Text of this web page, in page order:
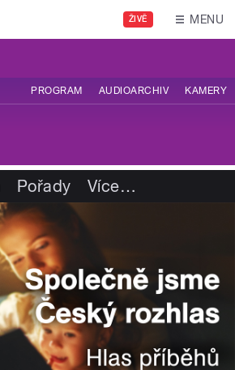
ŽIVĚ MENU
PROGRAM AUDIOARCHIV KAMERY
Pořady Více…